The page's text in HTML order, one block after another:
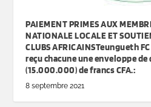
PAIEMENT PRIMES AUX
NATIONALE LOCALE ET
CLUBS AFRICAINSTeungueth
reçu chacune une enveloppe
(15.000.000) de francs CFA.:
8 septembre 2021